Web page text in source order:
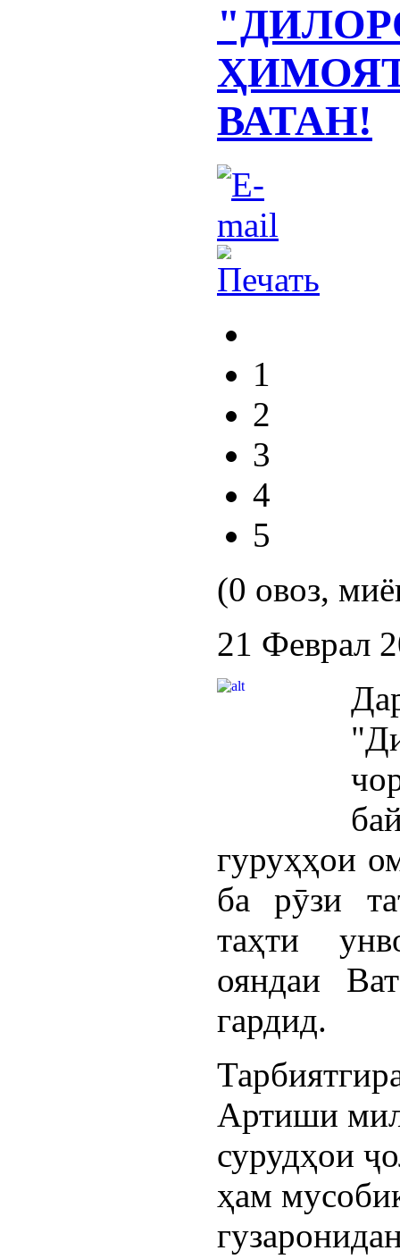
ВАТАН!
1
2
3
4
5
(0 овоз,
21 Феврал
гуруҳҳои
ба рӯзи
таҳти
ояндаи
гардид.
Артиши
сурудҳои
ҳам